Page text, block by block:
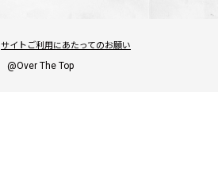
サイトご利用にあたってのお願い
@Over The Top